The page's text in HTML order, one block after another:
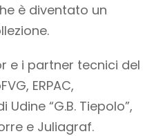
è diventato un
e i partner tecnici del
ERPAC,
“G.B. Tiepolo”,
e Juliagraf.